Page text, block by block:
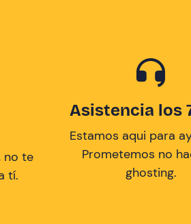
no te
tí.
Asistencia los
Estamos aqui para
Prometemos no
ghosting.